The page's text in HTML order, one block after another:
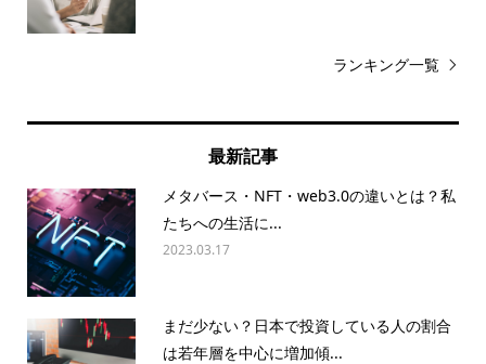
ランキング一覧
最新記事
メタバース・NFT・web3.0の違いとは？私
たちへの生活に...
2023.03.17
まだ少ない？日本で投資している人の割合
は若年層を中心に増加傾...